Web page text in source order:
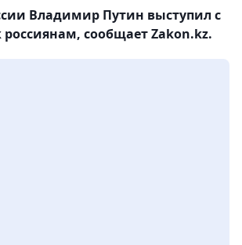
Владимир Путин выступил с
сообщает Zakon.kz.